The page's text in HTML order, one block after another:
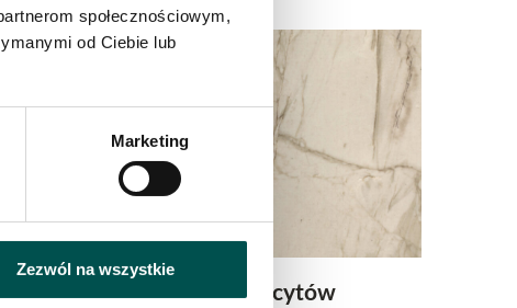
społecznościowym,
od Ciebie lub
Marketing
Zezwól na wszystkie
Najnowsza kolekcja kwarcytów